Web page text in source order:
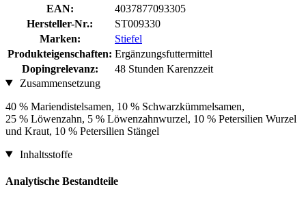
EAN:
4037877093305
Hersteller-Nr.:
ST009330
Marken:
Stiefel
Produkteigenschaften: Ergänzungsfuttermittel
Dopingrelevanz:
48 Stunden Karenzzeit
Zusammensetzung
40 % Mariendistelsamen, 10 % Schwarzkümmelsamen,
25 % Löwenzahn, 5 % Löwenzahnwurzel, 10 % Petersilien Wurzel
und Kraut, 10 % Petersilien Stängel
Inhaltsstoffe
Analytische Bestandteile